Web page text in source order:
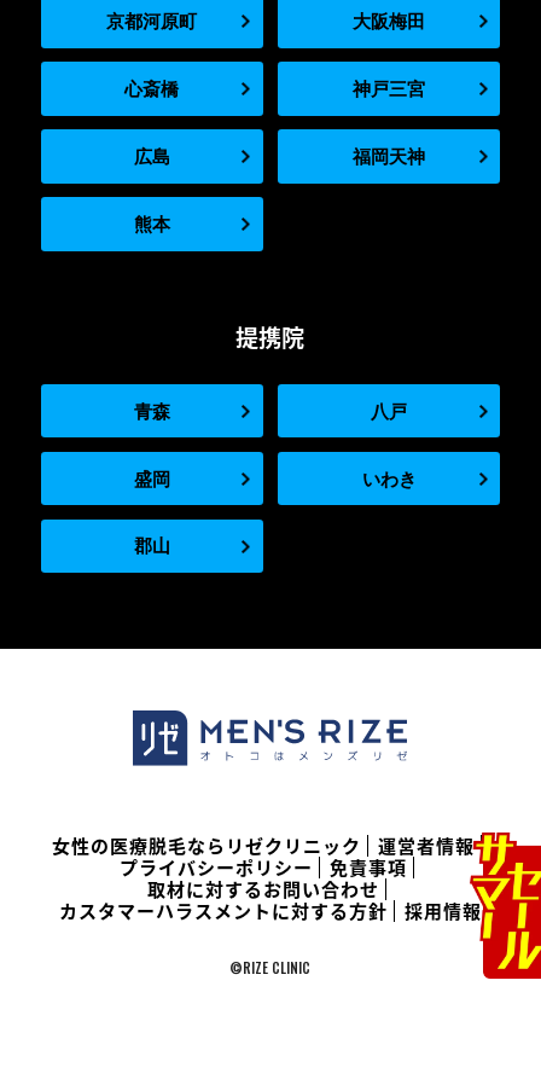
京都河原町 大阪梅田
心斎橋 神戸三宮
広島 福岡天神
熊本
提携院
青森 八戸
盛岡 いわき
郡山
女性の医療脱毛ならリゼクリニック
運営者情報
プライバシーポリシー
免責事項
取材に対するお問い合わせ
カスタマーハラスメントに対する方針
採用情報
©RIZE CLINIC